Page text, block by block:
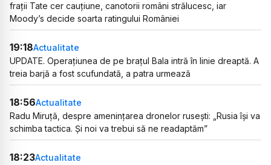
frații Tate cer cauțiune, canotorii români strălucesc, iar
Moody’s decide soarta ratingului României
19:18Actualitate
UPDATE. Operațiunea de pe brațul Bala intră în linie dreaptă. A
treia barjă a fost scufundată, a patra urmează
18:56Actualitate
Radu Miruță, despre amenințarea dronelor rusești: „Rusia își va
schimba tactica. Și noi va trebui să ne readaptăm”
18:23Actualitate